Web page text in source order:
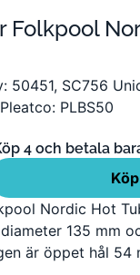
Folkpool
50451, SC756
PLBS50
4 och betala
Köp
Nordic Hot
135 mm
är öppet hål 54